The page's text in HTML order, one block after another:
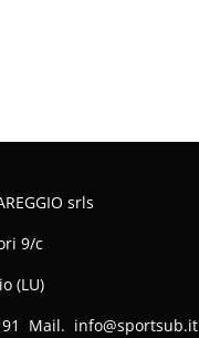
srls
9/c
(LU)
Mail. info@sportsub.it